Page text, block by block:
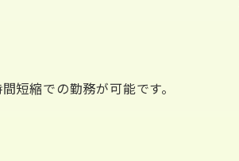
短縮での勤務が可能です。